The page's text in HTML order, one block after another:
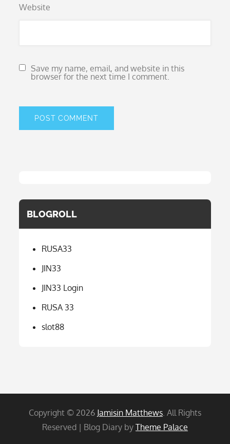
Website
Save my name, email, and website in this
browser for the next time I comment.
BLOGROLL
RUSA33
JIN33
JIN33 Login
RUSA 33
slot88
Copyright © 2026 Jamisin Matthews. All Rights
Reserved | Blog Diary by Theme Palace